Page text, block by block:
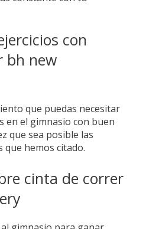
con
bh new
que puedas necesitar
en el gimnasio con buen
que sea posible las
que hemos citado.
cinta de correr